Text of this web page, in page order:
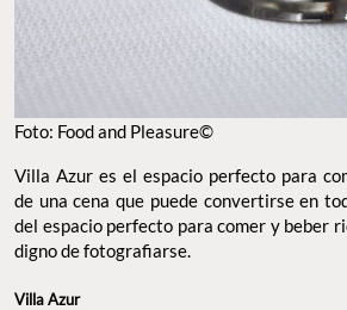
Foto: Food and Pleasure©
Villa Azur es el espacio perfecto para
de una cena que puede convertirse en
del espacio perfecto para comer y beber
digno de fotografiarse.
Villa Azur